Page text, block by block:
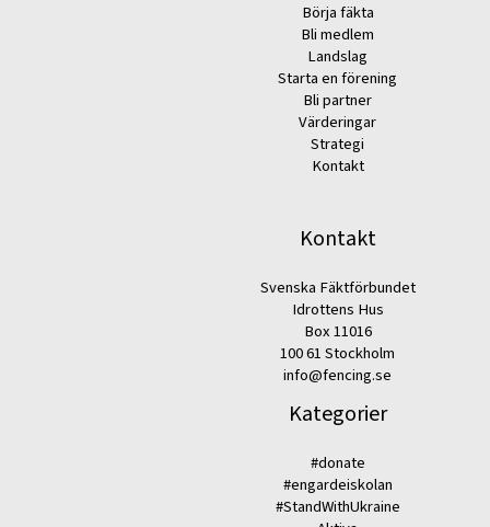
Börja fäkta
Bli medlem
Landslag
Starta en förening
Bli partner
Värderingar
Strategi
Kontakt
Kontakt
Svenska Fäktförbundet
Idrottens Hus
Box 11016
100 61 Stockholm
info@fencing.se
Kategorier
#donate
#engardeiskolan
#StandWithUkraine